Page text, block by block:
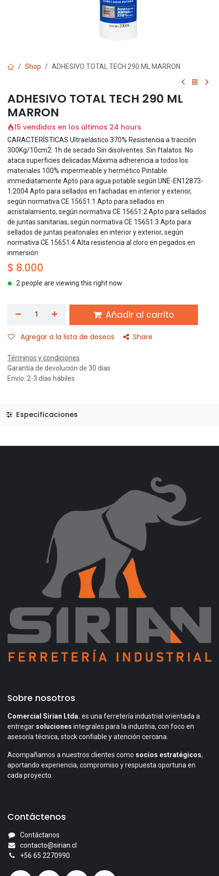
Shop ADHESIVO TOTAL TECH 290 ML MARRON
ADHESIVO TOTAL TECH 290 ML
MARRON
15 vendidos en los últimos 24 hours
CARACTERÍSTICAS Ultraelástico 370% Resistencia a tracción
300Kg/10cm2. 1h de secado Sin disolventes. Sin ftalatos. No
ataca superficies delicadas Máxima adherencia a todos los
materiales 100% impermeable y hermético Pintable
immediatamente Apto para agua potable según UNE-EN12873-
1:2004 Apto para sellados en fachadas en interior y exterior,
según normativa CE 15651:1 Apto para sellados en
acristalamiento, según normativa CE 15651:2 Apto para sellados
de juntas sanitarias, según normativa CE 15651:3 Apto para
sellados de juntas peatonales en interior y exterior, según
normativa CE 15651:4 Alta resistencia al cloro en pegados en
inmersión
$ 8.000
2 people are viewing this right now
Añadir al carrito
Agregar a la lista de deseos Share
Términos y condiciones
Garantía de devolución de 30 días
Envío: 2-3 días hábiles
Especificaciones
Sobre nosotros
Comercial Sirian Ltda. es una ferretería industrial orientada a
entregar soluciones integrales para la industria, con foco en
asesoría técnica, stock confiable y atención cercana.
Acompañamos a nuestros clientes como socios estratégicos,
aportando experiencia, compromiso y respuesta oportuna en
cada proyecto.
Contáctenos
Contáctanos
contacto@sirian.cl
+56 65 2270990